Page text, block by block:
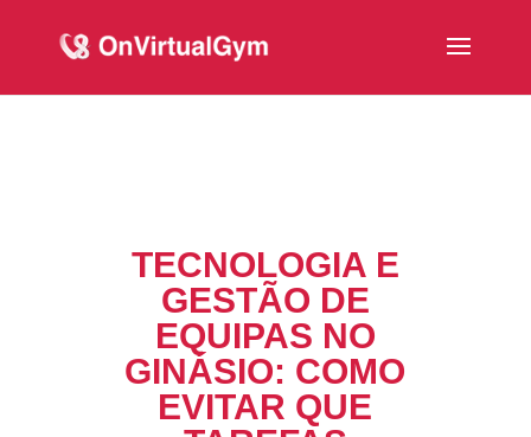
TECNOLOGIA E
GESTÃO DE
EQUIPAS NO
GINÁSIO: COMO
EVITAR QUE